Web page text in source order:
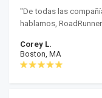
"De todas las
hablamos,
Corey L.
Boston, MA